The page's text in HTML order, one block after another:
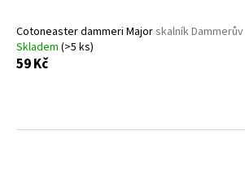
Cotoneaster dammeri Majorskalník Dammerův
Skladem (>5 ks)
59 Kč